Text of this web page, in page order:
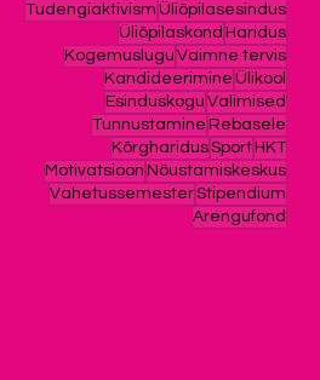
Tudengiaktivism Üliõpilasesindus
Üliõpilaskond Haridus
Kogemuslugu Vaimne tervis
Kandideerimine Ülikool
Esinduskogu Valimised
Tunnustamine Rebasele
KõrgharidusSport HKT
Motivatsioon Nõustamiskeskus
VahetussemesterStipendium
Arengufond